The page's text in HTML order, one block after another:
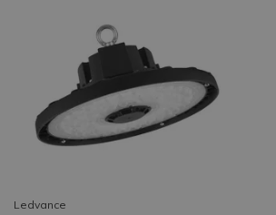
Ledvance